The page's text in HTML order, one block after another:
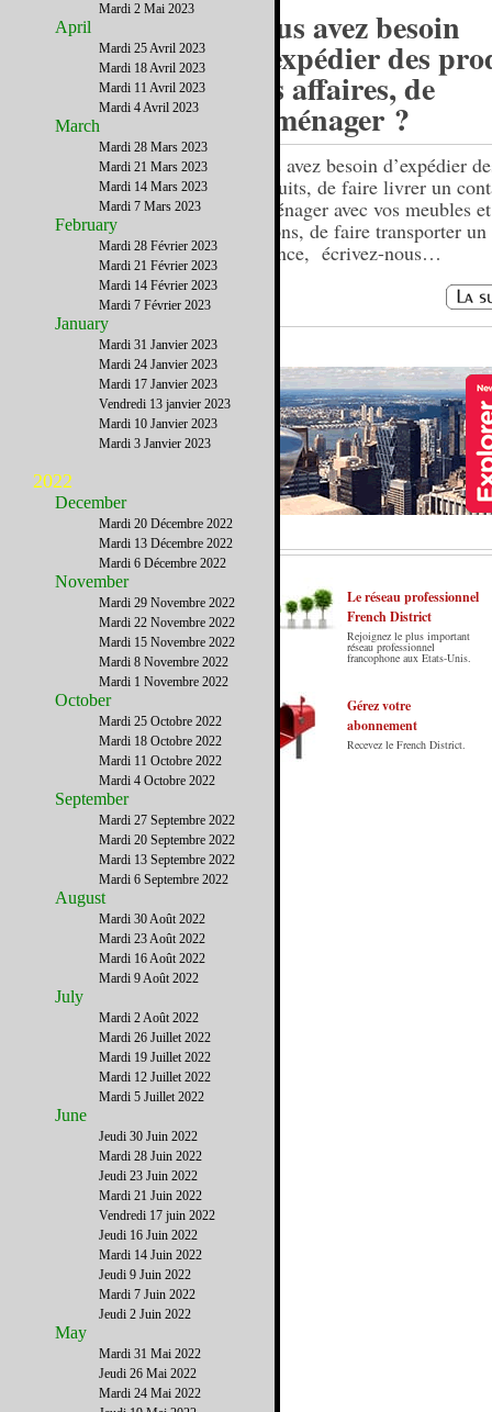
Vous avez besoin
d’expédier des
des affaires, de
déménager ?
Vous avez besoin d’expédier
produits, de faire livrer un
déménager avec vos meubles
cartons, de faire transporter
urgence, écrivez-nous…
Le French District est le premier guide sur
internet en Français sur les Etats-Unis.
Notre principe : Le meilleur des Etats-Unis
par ceux qui y vivent.
Le réseau professionnel
French District
Rejoignez le plus important
réseau professionnel
francophone aux Etats-Unis.
Gérez votre
abonnement
Recevez le French District.
Mardi 2 Mai 2023
April
Mardi 25 Avril 2023
Mardi 18 Avril 2023
Mardi 11 Avril 2023
Mardi 4 Avril 2023
March
Mardi 28 Mars 2023
Mardi 21 Mars 2023
Mardi 14 Mars 2023
Mardi 7 Mars 2023
February
Mardi 28 Février 2023
Mardi 21 Février 2023
Mardi 14 Février 2023
Mardi 7 Février 2023
January
Mardi 31 Janvier 2023
Mardi 24 Janvier 2023
Mardi 17 Janvier 2023
Vendredi 13 janvier 2023
Mardi 10 Janvier 2023
Mardi 3 Janvier 2023
2022
December
Mardi 20 Décembre 2022
Mardi 13 Décembre 2022
Mardi 6 Décembre 2022
November
Mardi 29 Novembre 2022
Mardi 22 Novembre 2022
Mardi 15 Novembre 2022
Mardi 8 Novembre 2022
Mardi 1 Novembre 2022
October
Mardi 25 Octobre 2022
Mardi 18 Octobre 2022
Mardi 11 Octobre 2022
Mardi 4 Octobre 2022
September
Mardi 27 Septembre 2022
Mardi 20 Septembre 2022
Mardi 13 Septembre 2022
Mardi 6 Septembre 2022
August
Mardi 30 Août 2022
Mardi 23 Août 2022
Mardi 16 Août 2022
Mardi 9 Août 2022
July
Mardi 2 Août 2022
Mardi 26 Juillet 2022
Mardi 19 Juillet 2022
Mardi 12 Juillet 2022
Mardi 5 Juillet 2022
June
Jeudi 30 Juin 2022
Mardi 28 Juin 2022
Jeudi 23 Juin 2022
Mardi 21 Juin 2022
Vendredi 17 juin 2022
Jeudi 16 Juin 2022
Mardi 14 Juin 2022
Jeudi 9 Juin 2022
Mardi 7 Juin 2022
Jeudi 2 Juin 2022
May
Mardi 31 Mai 2022
Jeudi 26 Mai 2022
Mardi 24 Mai 2022